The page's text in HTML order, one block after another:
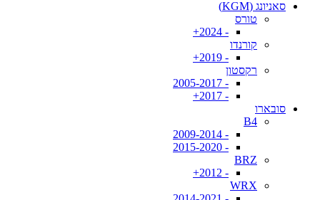
סאניונג (KGM)
טורס
- 2024+
קורנדו
- 2019+
רקסטון
- 2005-2017
- 2017+
סובארו
B4
- 2009-2014
- 2015-2020
BRZ
- 2012+
WRX